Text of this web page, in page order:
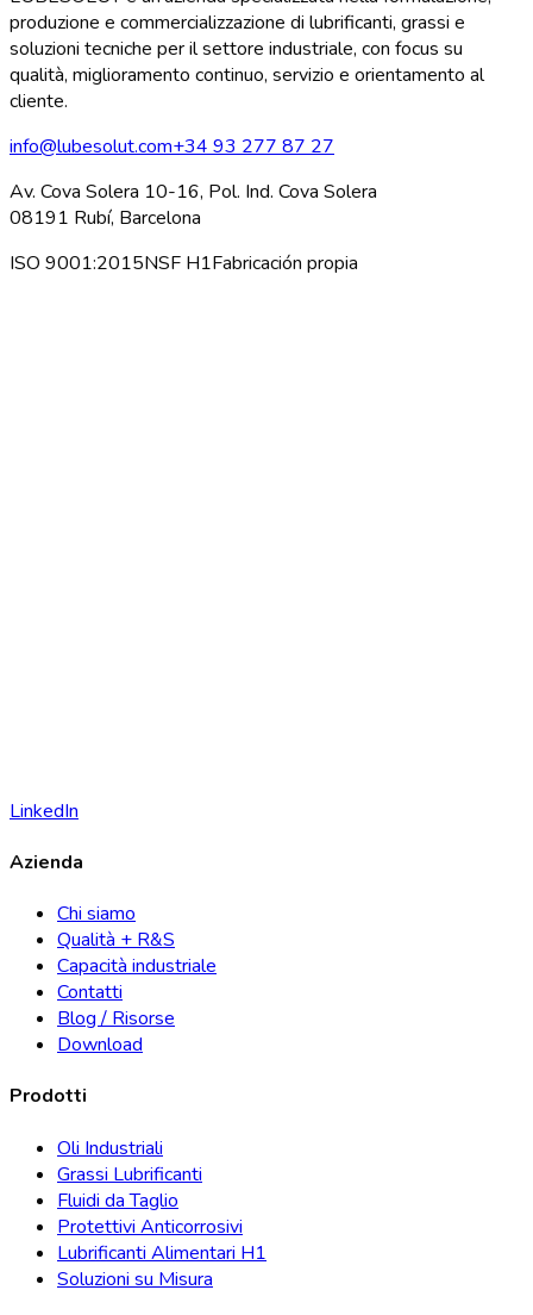
produzione e commercializzazione di lubrificanti, grassi e
soluzioni tecniche per il settore industriale, con focus su
qualità, miglioramento continuo, servizio e orientamento al
cliente.
info@lubesolut.com+34 93 277 87 27
Av. Cova Solera 10-16, Pol. Ind. Cova Solera
08191 Rubí, Barcelona
ISO 9001:2015NSF H1Fabricación propia
LinkedIn
Azienda
Chi siamo
Qualità + R&S
Capacità industriale
Contatti
Blog / Risorse
Download
Prodotti
Oli Industriali
Grassi Lubrificanti
Fluidi da Taglio
Protettivi Anticorrosivi
Lubrificanti Alimentari H1
Soluzioni su Misura